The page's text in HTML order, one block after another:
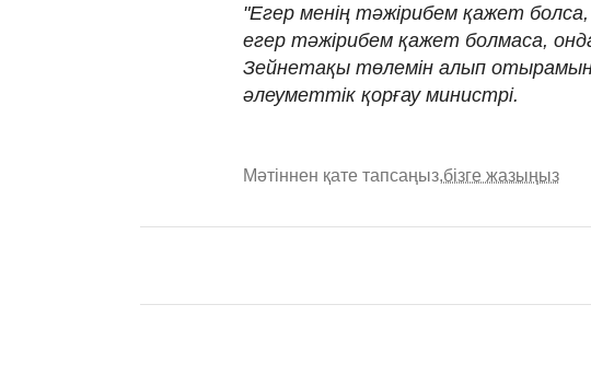
"Егер менің тәжірибем қажет
егер тәжірибем қажет болмаса,
Зейнетақы төлемін алып
әлеуметтік қорғау министрі.
Мәтіннен қате тапсаңыз,бізге жазыңыз